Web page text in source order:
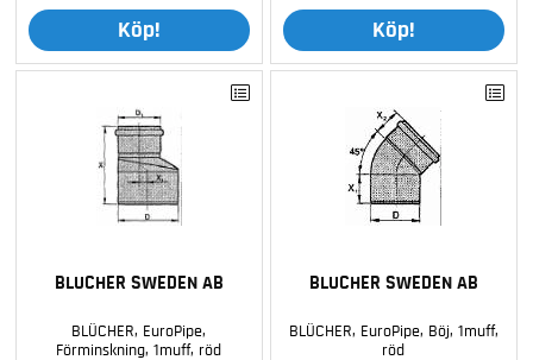
Köp! Köp!
BLUCHER SWEDEN AB
BLÜCHER, EuroPipe,
Förminskning, 1muff, röd
BLUCHER SWEDEN AB
BLÜCHER, EuroPipe, Böj, 1muff,
röd